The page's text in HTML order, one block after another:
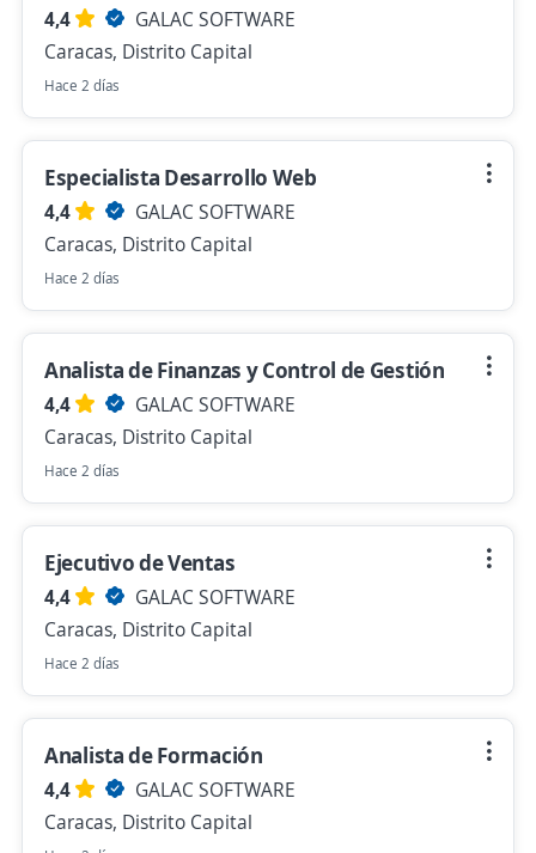
4,4
GALAC SOFTWARE
Caracas, Distrito Capital
Hace 2 días
Especialista Desarrollo Web
4,4
GALAC SOFTWARE
Caracas, Distrito Capital
Hace 2 días
Analista de Finanzas y Control de Gestión
4,4
GALAC SOFTWARE
Caracas, Distrito Capital
Hace 2 días
Ejecutivo de Ventas
4,4
GALAC SOFTWARE
Caracas, Distrito Capital
Hace 2 días
Analista de Formación
4,4
GALAC SOFTWARE
Caracas, Distrito Capital